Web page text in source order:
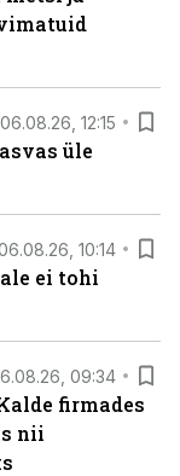
06.08.26, 12:15
üle
10:14
ei tohi
09:34
firmades
nii